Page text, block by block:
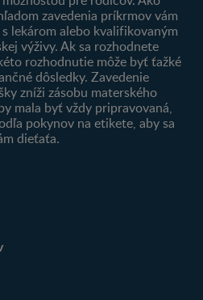
zavedenia príkrmov vám
lekárom alebo kvalifikovaným
výživy. Ak sa rozhodnete
rozhodnutie môže byť ťažké
dôsledky. Zavedenie
zníži zásobu materského
mala byť vždy pripravovaná,
pokynov na etikete, aby sa
dieťaťa.